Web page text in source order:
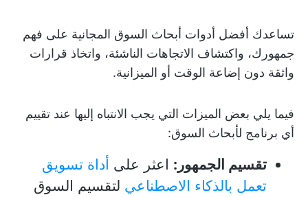
تساعدك أفضل أدوات أبحاث السوق المجانية على فهم
جمهورك، واكتشاف الاتجاهات الناشئة، واتخاذ قرارات
واثقة دون إضاعة الوقت أو الميزانية.
فيما يلي بعض الميزات التي يجب الانتباه إليها عند تقييم
أي برنامج لأبحاث السوق:
تقسيم الجمهور: اعثر على أداة تسويق
تعمل بالذكاء الاصطناعي لتقسيم السوق